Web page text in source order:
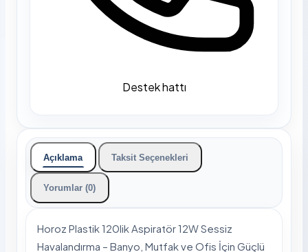
Destek hattı
Açıklama Taksit Seçenekleri
Yorumlar (0)
Horoz Plastik 120lik Aspiratör 12W Sessiz
Havalandırma – Banyo, Mutfak ve Ofis İçin Güçlü